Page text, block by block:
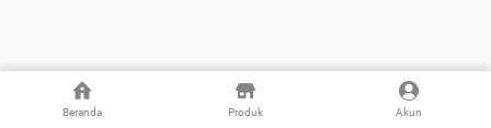
Beranda Produk Akun